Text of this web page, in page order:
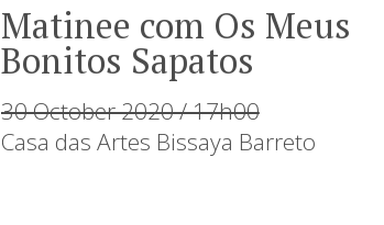
Matinee com Os Meus
Bonitos Sapatos
30 October 2020 / 17h00
Casa das Artes Bissaya Barreto